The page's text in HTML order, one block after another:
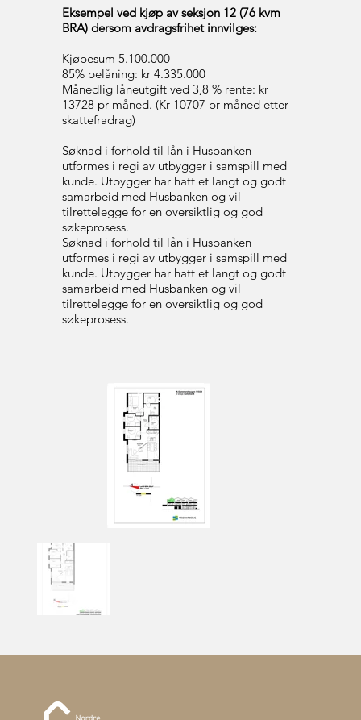
Eksempel ved kjøp av seksjon 12 (76 kvm
BRA) dersom avdragsfrihet innvilges:
Kjøpesum 5.100.000
85% belåning: kr 4.335.000
Månedlig låneutgift ved 3,8 % rente: kr
13728 pr måned. (Kr 10707 pr måned etter
skattefradrag)
Søknad i forhold til lån i Husbanken
utformes i regi av utbygger i samspill med
kunde. Utbygger har hatt et langt og godt
samarbeid med Husbanken og vil
tilrettelegge for en oversiktlig og god
søkeprosess.
Søknad i forhold til lån i Husbanken
utformes i regi av utbygger i samspill med
kunde. Utbygger har hatt et langt og godt
samarbeid med Husbanken og vil
tilrettelegge for en oversiktlig og god
søkeprosess.